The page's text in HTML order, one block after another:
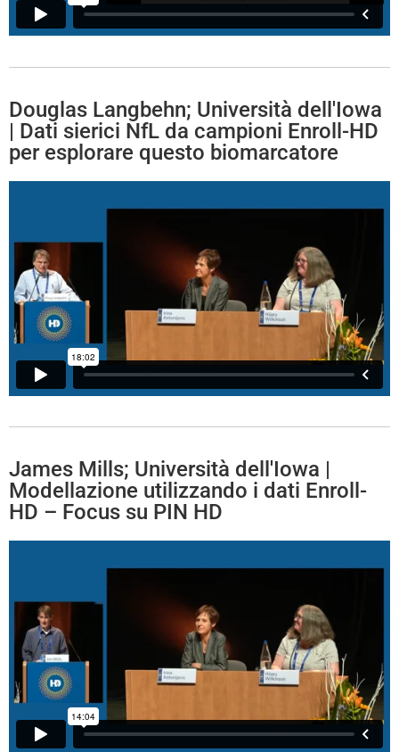
Douglas Langbehn; Università dell'Iowa
| Dati sierici NfL da campioni Enroll-HD
per esplorare questo biomarcatore
James Mills; Università dell'Iowa |
Modellazione utilizzando i dati Enroll-
HD – Focus su PIN HD